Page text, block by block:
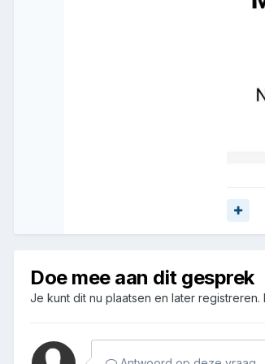
Doe mee aan dit gesprek
Je kunt dit nu plaatsen en later